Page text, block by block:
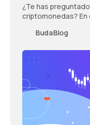
¿Te has
criptomonedas?
BudaBlog